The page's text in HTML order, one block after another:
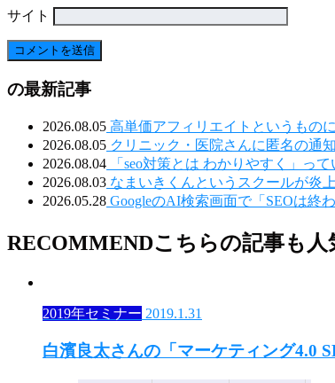
サイト
の最新記事
2026.08.05 高単価アフィリエイトというもの
2026.08.05 クリニック・医院さんに匿名の通
2026.08.04 「seo対策とは わかりやすく」っ
2026.08.03 なまいきくんというスクールが炎
2026.05.28 GoogleのAI検索画面で「SEOは終わ
RECOMMENDこちらの記事も人
2019年セミナー 2019.1.31
白濱良太さんの「マーケティング4.0